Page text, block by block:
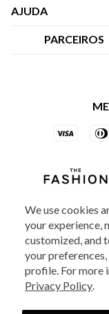
We use cookies
your experience,
customized, and
your
profile. For more
Privacy Policy.
Quem Somos
AJUDA
Central de
Trocas e
PARCEIROS
Vai de Visa
Azul